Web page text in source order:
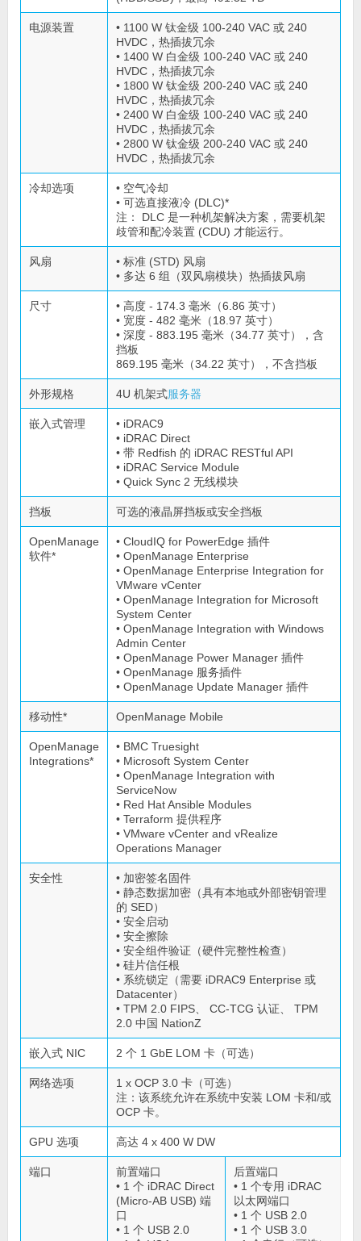
电源装置
• 1100 W 钛金级 100-240 VAC 或 240
HVDC，热插拔冗余
• 1400 W 白金级 100-240 VAC 或 240
HVDC，热插拔冗余
• 1800 W 钛金级 200-240 VAC 或 240
HVDC，热插拔冗余
• 2400 W 白金级 100-240 VAC 或 240
HVDC，热插拔冗余
• 2800 W 钛金级 200-240 VAC 或 240
HVDC，热插拔冗余
冷却选项
• 空气冷却
• 可选直接液冷 (DLC)*
注： DLC 是一种机架解决方案，需要机架
歧管和配冷装置 (CDU) 才能运行。
风扇
• 标准 (STD) 风扇
• 多达 6 组（双风扇模块）热插拔风扇
尺寸
• 高度 - 174.3 毫米（6.86 英寸）
• 宽度 - 482 毫米（18.97 英寸）
• 深度 - 883.195 毫米（34.77 英寸），含
挡板
869.195 毫米（34.22 英寸），不含挡板
外形规格 4U 机架式服务器
嵌入式管理
• iDRAC9
• iDRAC Direct
• 带 Redfish 的 iDRAC RESTful API
• iDRAC Service Module
• Quick Sync 2 无线模块
挡板 可选的液晶屏挡板或安全挡板
OpenManage
软件*
• CloudIQ for PowerEdge 插件
• OpenManage Enterprise
• OpenManage Enterprise Integration for
VMware vCenter
• OpenManage Integration for Microsoft
System Center
• OpenManage Integration with Windows
Admin Center
• OpenManage Power Manager 插件
• OpenManage 服务插件
• OpenManage Update Manager 插件
移动性* OpenManage Mobile
OpenManage
Integrations*
• BMC Truesight
• Microsoft System Center
• OpenManage Integration with
ServiceNow
• Red Hat Ansible Modules
• Terraform 提供程序
• VMware vCenter and vRealize
Operations Manager
安全性
• 加密签名固件
• 静态数据加密（具有本地或外部密钥管理
的 SED）
• 安全启动
• 安全擦除
• 安全组件验证（硬件完整性检查）
• 硅片信任根
• 系统锁定（需要 iDRAC9 Enterprise 或
Datacenter）
• TPM 2.0 FIPS、 CC-TCG 认证、 TPM
2.0 中国 NationZ
嵌入式 NIC 2 个 1 GbE LOM 卡（可选）
网络选项
1 x OCP 3.0 卡（可选）
注：该系统允许在系统中安装 LOM 卡和/或
OCP 卡。
GPU 选项 高达 4 x 400 W DW
端口
前置端口
• 1 个 iDRAC Direct
(Micro-AB USB) 端
口
• 1 个 USB 2.0
后置端口
• 1 个专用 iDRAC
以太网端口
• 1 个 USB 2.0
• 1 个 USB 3.0